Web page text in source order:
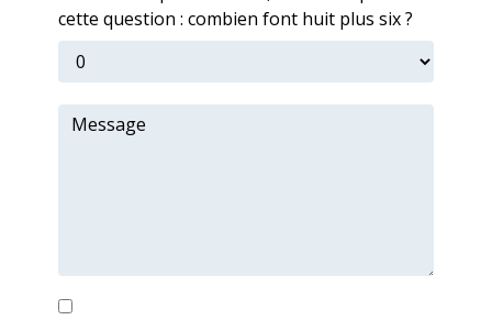
cette question : combien font huit plus six ?